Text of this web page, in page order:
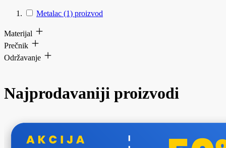
Metalac (1) proizvod
Materijal
Prečnik
Održavanje
Najprodavaniji proizvodi